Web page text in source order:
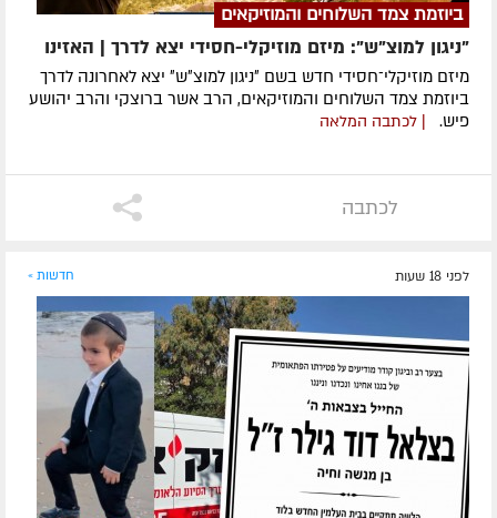
ביוזמת צמד השלוחים והמוזיקאים
"ניגון למוצ"ש": מיזם מוזיקלי-חסידי יצא לדרך | האזינו
מיזם מוזיקלי־חסידי חדש בשם ״ניגון למוצ״ש״ יצא לאחרונה לדרך
ביוזמת צמד השלוחים והמוזיקאים, הרב אשר ברוצקי והרב יהושע
פיש. | לכתבה המלאה
לכתבה
לפני 18 שעות חדשות »